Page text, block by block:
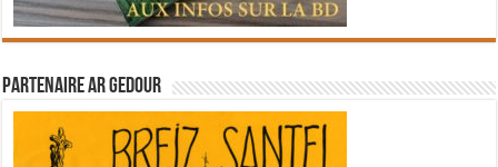
Partenaire Ar Gedour